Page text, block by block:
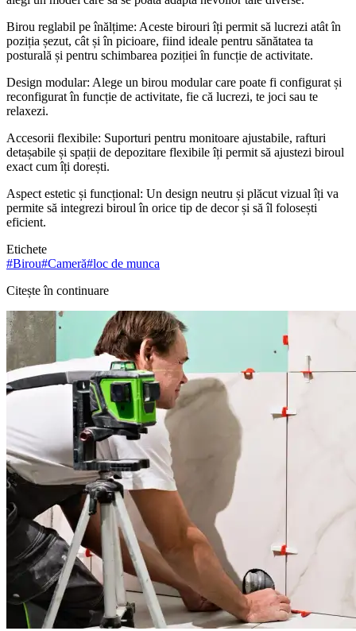
Birou reglabil pe înălțime: Aceste birouri îți permit să lucrezi atât în
poziția șezut, cât și în picioare, fiind ideale pentru sănătatea ta
posturală și pentru schimbarea poziției în funcție de activitate.
Design modular: Alege un birou modular care poate fi configurat și
reconfigurat în funcție de activitate, fie că lucrezi, te joci sau te
relaxezi.
Accesorii flexibile: Suporturi pentru monitoare ajustabile, rafturi
detașabile și spații de depozitare flexibile îți permit să ajustezi biroul
exact cum îți dorești.
Aspect estetic și funcțional: Un design neutru și plăcut vizual îți va
permite să integrezi biroul în orice tip de decor și să îl folosești
eficient.
Etichete
#Birou#Cameră#loc de munca
Citește în continuare